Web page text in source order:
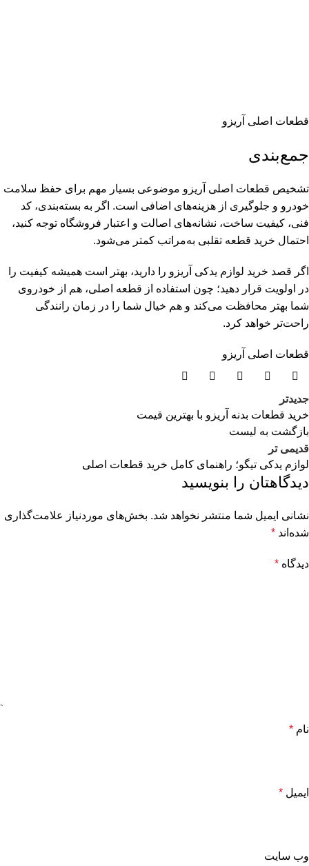
قطعات اصلی آریزو
جمع‌بندی
تشخیص قطعات اصلی آریزو موضوعی بسیار مهم برای حفظ سلامت
خودرو و جلوگیری از هزینه‌های اضافی است. اگر به بسته‌بندی، کد
فنی، کیفیت ساخت، نشانه‌های اصالت و اعتبار فروشگاه توجه کنید،
احتمال خرید قطعه تقلبی به‌مراتب کمتر می‌شود.
اگر قصد خرید لوازم یدکی آریزو را دارید، بهتر است همیشه کیفیت را
در اولویت قرار دهید؛ چون استفاده از قطعه اصلی، هم از خودروی
شما بهتر محافظت می‌کند و هم خیال شما را در زمان رانندگی
راحت‌تر خواهد کرد.
قطعات اصلی آریزو
جدیدتر
خرید قطعات بدنه آریزو با بهترین قیمت
بازگشت به لیست
قدیمی تر
لوازم یدکی تیگو؛ راهنمای کامل خرید قطعات اصلی
دیدگاهتان را بنویسید
نشانی ایمیل شما منتشر نخواهد شد. بخش‌های موردنیاز علامت‌گذاری
شده‌اند *
دیدگاه *
نام *
ایمیل *
وب‌ سایت